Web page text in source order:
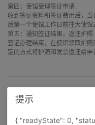
第四：使馆受理签证申请
收到签证资料和签证费用后，
后第一个使馆工作日前往大使馆
第五：通知签证结果，返还护照
签证办理结束，在使馆领取护
定的方式将护照和发票返还给申
所需资料
提示
{ "readyState": 0,